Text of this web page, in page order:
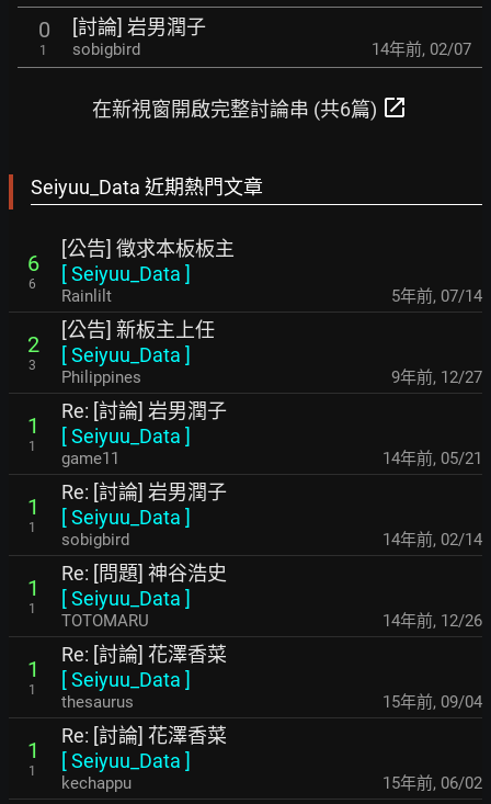
0
1
[討論] 岩男潤子
sobigbird 14年前, 02/07
在新視窗開啟完整討論串 (共6篇) open_in_new
Seiyuu_Data 近期熱門文章
6
6
[公告] 徵求本板板主
[Seiyuu_Data ]
Rainlilt 5年前, 07/14
2
3
[公告] 新板主上任
[Seiyuu_Data ]
Philippines 9年前, 12/27
1
1
Re: [討論] 岩男潤子
[Seiyuu_Data ]
game11 14年前, 05/21
1
1
Re: [討論] 岩男潤子
[Seiyuu_Data ]
sobigbird 14年前, 02/14
1
1
Re: [問題] 神谷浩史
[Seiyuu_Data ]
TOTOMARU 14年前, 12/26
1
1
Re: [討論] 花澤香菜
[Seiyuu_Data ]
thesaurus 15年前, 09/04
1
1
Re: [討論] 花澤香菜
[Seiyuu_Data ]
kechappu 15年前, 06/02